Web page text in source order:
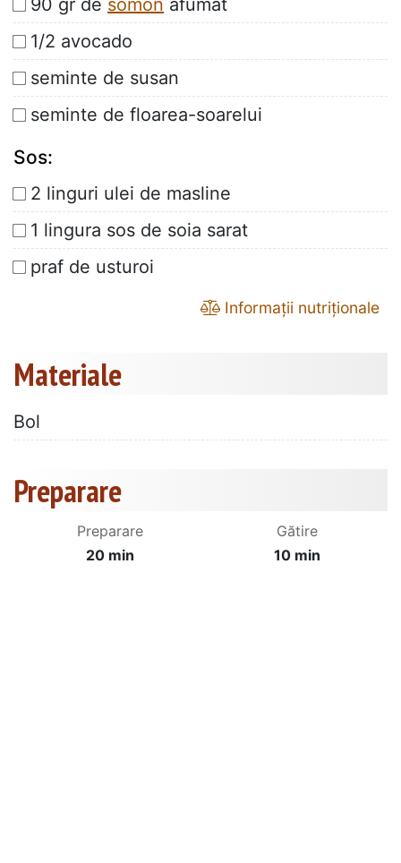
90 gr de somon afumat
1/2 avocado
seminte de susan
seminte de floarea-soarelui
Sos:
2 linguri ulei de masline
1 lingura sos de soia sarat
praf de usturoi
Informații nutriționale
Materiale
Bol
Preparare
Preparare
20 min
Gătire
10 min